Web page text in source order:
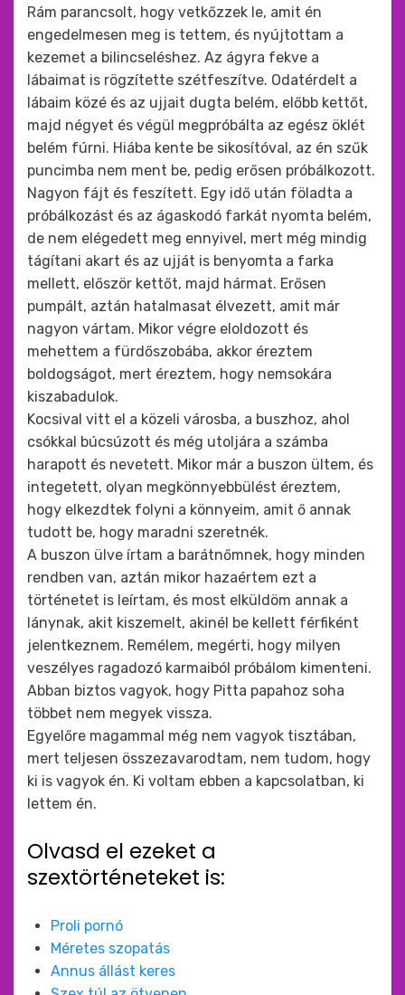
Rám parancsolt, hogy vetkőzzek le, amit én
engedelmesen meg is tettem, és nyújtottam a
kezemet a bilincseléshez. Az ágyra fekve a
lábaimat is rögzítette szétfeszítve. Odatérdelt a
lábaim közé és az ujjait dugta belém, előbb kettőt,
majd négyet és végül megpróbálta az egész öklét
belém fúrni. Hiába kente be sikosítóval, az én szűk
puncimba nem ment be, pedig erősen próbálkozott.
Nagyon fájt és feszített. Egy idő után föladta a
próbálkozást és az ágaskodó farkát nyomta belém,
de nem elégedett meg ennyivel, mert még mindig
tágítani akart és az ujját is benyomta a farka
mellett, először kettőt, majd hármat. Erősen
pumpált, aztán hatalmasat élvezett, amit már
nagyon vártam. Mikor végre eloldozott és
mehettem a fürdőszobába, akkor éreztem
boldogságot, mert éreztem, hogy nemsokára
kiszabadulok.
Kocsival vitt el a közeli városba, a buszhoz, ahol
csókkal búcsúzott és még utoljára a számba
harapott és nevetett. Mikor már a buszon ültem, és
integetett, olyan megkönnyebbülést éreztem,
hogy elkezdtek folyni a könnyeim, amit ő annak
tudott be, hogy maradni szeretnék.
A buszon ülve írtam a barátnőmnek, hogy minden
rendben van, aztán mikor hazaértem ezt a
történetet is leírtam, és most elküldöm annak a
lánynak, akit kiszemelt, akinél be kellett férfiként
jelentkeznem. Remélem, megérti, hogy milyen
veszélyes ragadozó karmaiból próbálom kimenteni.
Abban biztos vagyok, hogy Pitta papahoz soha
többet nem megyek vissza.
Egyelőre magammal még nem vagyok tisztában,
mert teljesen összezavarodtam, nem tudom, hogy
ki is vagyok én. Ki voltam ebben a kapcsolatban, ki
lettem én.
Olvasd el ezeket a
szextörténeteket is:
Proli pornó
Méretes szopatás
Annus állást keres